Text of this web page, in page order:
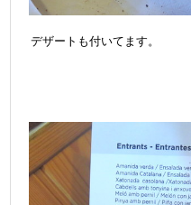
デザートも付いてます。